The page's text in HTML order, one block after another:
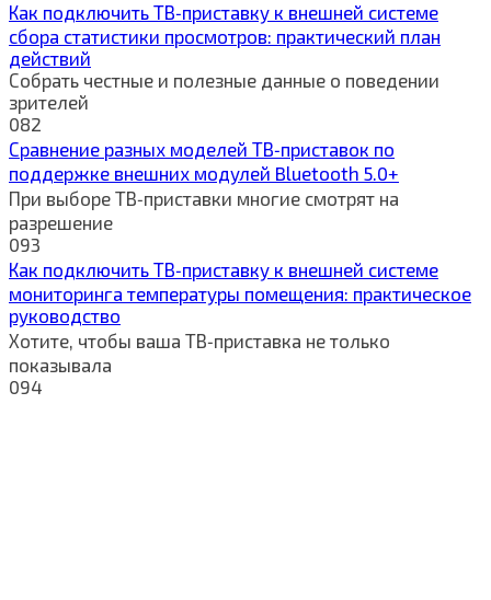
Как подключить ТВ‑приставку к внешней системе
сбора статистики просмотров: практический план
действий
Собрать честные и полезные данные о поведении
зрителей
082
Сравнение разных моделей ТВ‑приставок по
поддержке внешних модулей Bluetooth 5.0+
При выборе ТВ‑приставки многие смотрят на
разрешение
093
Как подключить ТВ‑приставку к внешней системе
мониторинга температуры помещения: практическое
руководство
Хотите, чтобы ваша ТВ‑приставка не только
показывала
094